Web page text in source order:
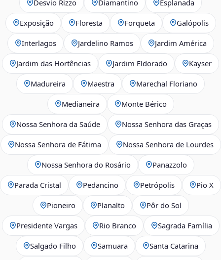
Desvio Rizzo Diamantino Esplanada
Exposição Floresta Forqueta Galópolis
Interlagos Jardelino Ramos Jardim América
Jardim das Hortências Jardim Eldorado Kayser
Madureira Maestra Marechal Floriano
Medianeira Monte Bérico
Nossa Senhora da Saúde Nossa Senhora das Graças
Nossa Senhora de Fátima Nossa Senhora de Lourdes
Nossa Senhora do Rosário Panazzolo
Parada Cristal Pedancino Petrópolis Pio X
Pioneiro Planalto Pôr do Sol
Presidente Vargas Rio Branco Sagrada Família
Salgado Filho Samuara Santa Catarina